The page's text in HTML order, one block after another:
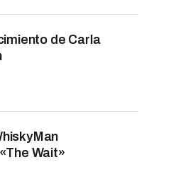
de Carla
Wait»